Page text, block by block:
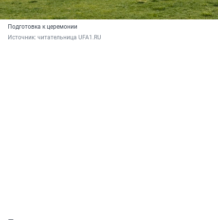
Подготовка к церемонии
Источник: читательница UFA1.RU